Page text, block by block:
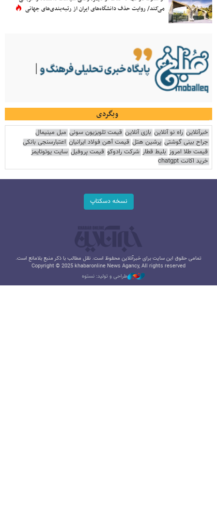
می‌کند/ روایت حذف دانشگاه‌های ایران از رتبه‌بندی‌های جهانی
وبگردی
خبرآنلاین راه نو آنلاین بازی آنلاین قیمت تلویزیون سونی مبل مینیمال
جراح بینی گوشتی پرشین هتل قیمت آهن فولاد ایرانیان اعتبارسنجی بانکی
قیمت طلا امروز بلیط قطار شرکت رادوکو قیمت پروفیل سایت یوتوتایمز
خرید اکانت chatgpt
نسخه دسکتاپ
تمامی حقوق این سایت برای خبرآنلاین محفوظ است. نقل مطالب با ذکر منبع بلامانع است.
Copyright © 2025 khabaronline News Agancy, All rights reserved
طراحی و تولید: نستوه